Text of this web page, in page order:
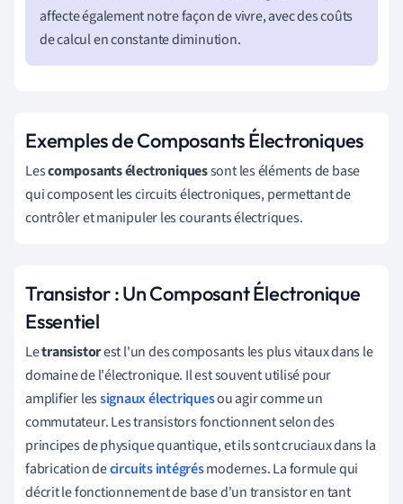
affecte également notre façon de vivre, avec des coûts
de calcul en constante diminution.
Exemples de Composants Électroniques
Lescomposants électroniquessont les éléments de base
qui composent les circuits électroniques, permettant de
contrôler et manipuler les courants électriques.
Transistor : Un Composant Électronique
Essentiel
Letransistorest l'un des composants les plus vitaux dans le
domaine de l'électronique. Il est souvent utilisé pour
amplifier lessignaux électriquesou agir comme un
commutateur. Les transistors fonctionnent selon des
principes de physique quantique, et ils sont cruciaux dans la
fabrication decircuits intégrésmodernes. La formule qui
décrit le fonctionnement de base d'un transistor en tant